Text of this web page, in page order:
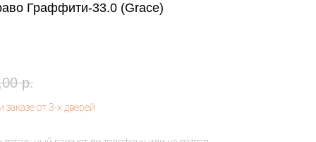
Граффити-33.0 (Grace)
р.